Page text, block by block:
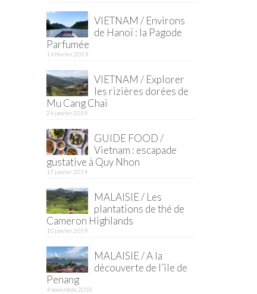
VIETNAM / Environs
de Hanoï : la Pagode
Parfumée
14 février 2019
VIETNAM / Explorer
les rizières dorées de
Mu Cang Chai
24 janvier 2019
GUIDE FOOD /
Vietnam : escapade
gustative à Quy Nhon
17 janvier 2019
MALAISIE / Les
plantations de thé de
Cameron Highlands
10 janvier 2019
MALAISIE / A la
découverte de l’île de
Penang
4 novembre 2018